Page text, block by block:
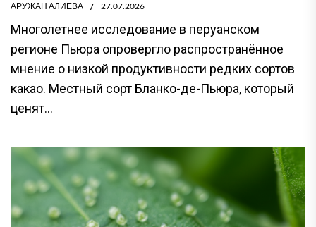
АРУЖАН АЛИЕВА 27.07.2026
Многолетнее исследование в перуанском
регионе Пьюра опровергло распространённое
мнение о низкой продуктивности редких сортов
какао. Местный сорт Бланко-де-Пьюра, который
ценят...